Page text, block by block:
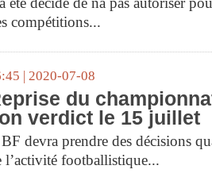
compétitions...
| 2020-07-08
du
verdict le 15 juillet
devra prendre des décisions
l’activité footballistique...